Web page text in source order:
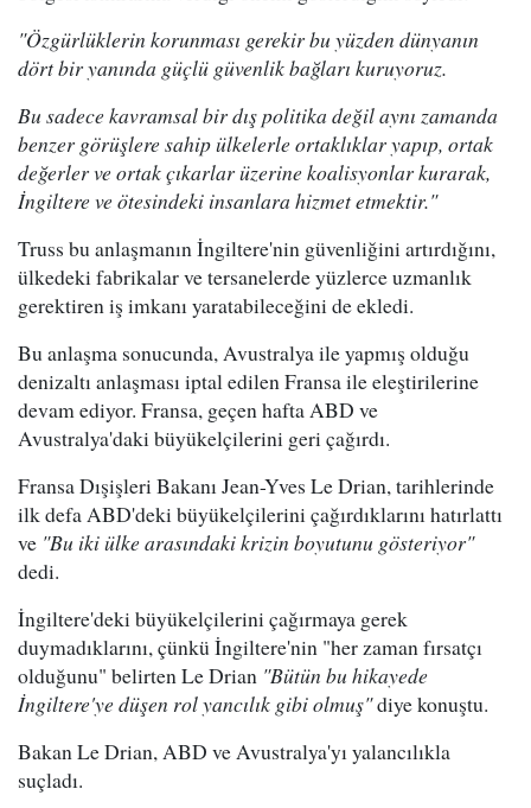
"Özgürlüklerin korunması gerekir bu yüzden dünyanın
dört bir yanında güçlü güvenlik bağları kuruyoruz.
Bu sadece kavramsal bir dış politika değil aynı zamanda
benzer görüşlere sahip ülkelerle ortaklıklar yapıp, ortak
değerler ve ortak çıkarlar üzerine koalisyonlar kurarak,
İngiltere ve ötesindeki insanlara hizmet etmektir."
Truss bu anlaşmanın İngiltere'nin güvenliğini artırdığını,
ülkedeki fabrikalar ve tersanelerde yüzlerce uzmanlık
gerektiren iş imkanı yaratabileceğini de ekledi.
Bu anlaşma sonucunda, Avustralya ile yapmış olduğu
denizaltı anlaşması iptal edilen Fransa ile eleştirilerine
devam ediyor. Fransa, geçen hafta ABD ve
Avustralya'daki büyükelçilerini geri çağırdı.
Fransa Dışişleri Bakanı Jean-Yves Le Drian, tarihlerinde
ilk defa ABD'deki büyükelçilerini çağırdıklarını hatırlattı
ve "Bu iki ülke arasındaki krizin boyutunu gösteriyor"
dedi.
İngiltere'deki büyükelçilerini çağırmaya gerek
duymadıklarını, çünkü İngiltere'nin "her zaman fırsatçı
olduğunu" belirten Le Drian "Bütün bu hikayede
İngiltere'ye düşen rol yancılık gibi olmuş"diye konuştu.
Bakan Le Drian, ABD ve Avustralya'yı yalancılıkla
suçladı.